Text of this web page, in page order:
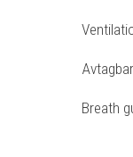
Breath